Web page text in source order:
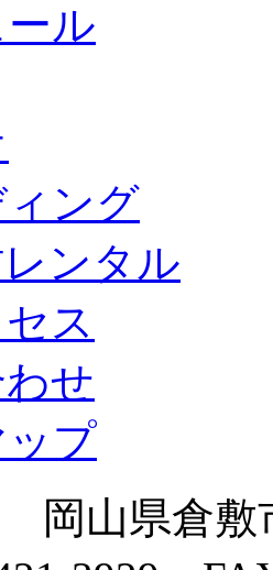
ル
ング
ンタル
ス
せ
プ
岡山県倉敷